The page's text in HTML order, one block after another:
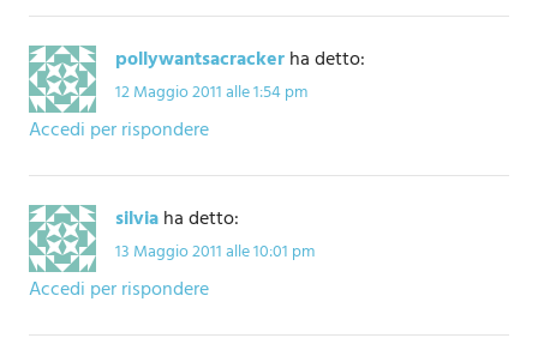
pollywantsacrackerha detto:
12 Maggio 2011 alle 1:54 pm
Accedi per rispondere
silviaha detto:
13 Maggio 2011 alle 10:01 pm
Accedi per rispondere